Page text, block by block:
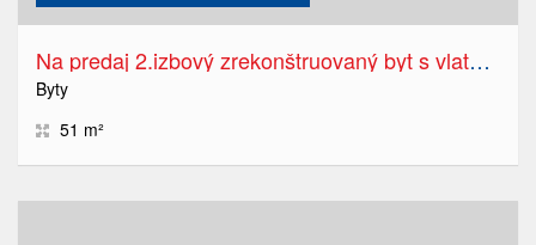
Na predaj 2.izbový zrekonštruovaný byt s vlatným kúrením v Poprade-Kvetnici
Byty
51 m²